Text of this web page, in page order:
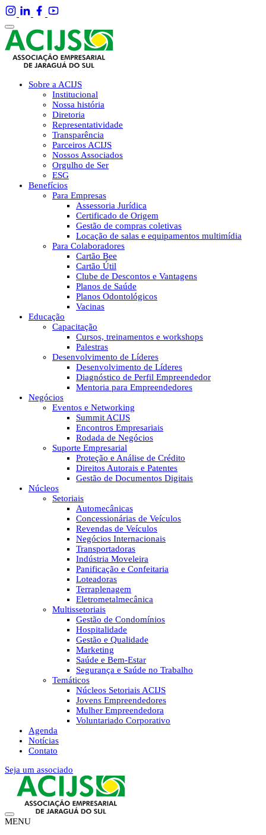
Sobre a ACIJS
Institucional
Nossa história
Diretoria
Representatividade
Transparência
Parceiros ACIJS
Nossos Associados
Orgulho de Ser
ESG
Benefícios
Para Empresas
Assessoria Jurídica
Certificado de Origem
Gestão de compras coletivas
Locação de salas e equipamentos multimídia
Para Colaboradores
Cartão Bee
Cartão Útil
Clube de Descontos e Vantagens
Planos de Saúde
Planos Odontológicos
Vacinas
Educação
Capacitação
Cursos, treinamentos e workshops
Palestras
Desenvolvimento de Líderes
Desenvolvimento de Líderes
Diagnóstico de Perfil Empreendedor
Mentoria para Empreendedores
Negócios
Eventos e Networking
Summit ACIJS
Encontros Empresariais
Rodada de Negócios
Suporte Empresarial
Proteção e Análise de Crédito
Direitos Autorais e Patentes
Gestão de Documentos Digitais
Núcleos
Setoriais
Automecânicas
Concessionárias de Veículos
Revendas de Veículos
Negócios Internacionais
Transportadoras
Indústria Moveleira
Panificação e Confeitaria
Loteadoras
Terraplenagem
Eletrometalmecânica
Multissetoriais
Gestão de Condomínios
Hospitalidade
Gestão e Qualidade
Marketing
Saúde e Bem-Estar
Segurança e Saúde no Trabalho
Temáticos
Núcleos Setoriais ACIJS
Jovens Empreendedores
Mulher Empreendedora
Voluntariado Corporativo
Agenda
Notícias
Contato
Seja um associado
MENU